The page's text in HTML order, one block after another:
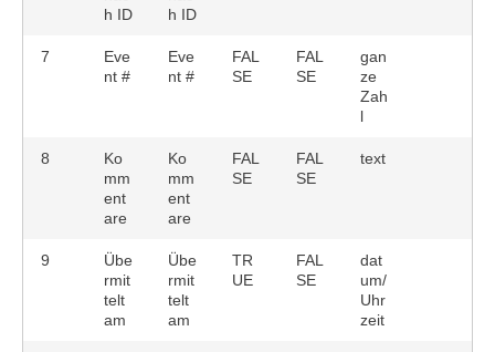
h ID
h ID
7
Eve
nt #
Eve
nt #
FAL
SE
FAL
SE
gan
ze
Zah
l
8
Ko
mm
ent
are
Ko
mm
ent
are
FAL
SE
FAL
SE
text
9
Übe
rmit
telt
am
Übe
rmit
telt
am
TR
UE
FAL
SE
dat
um/
Uhr
zeit